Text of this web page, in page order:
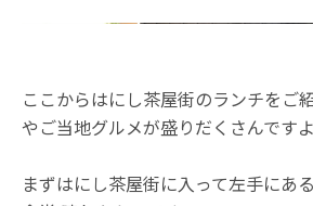
ここからはにし茶屋街のランチをご
やご当地グルメが盛りだくさんです
まずはにし茶屋街に入って左手にあ